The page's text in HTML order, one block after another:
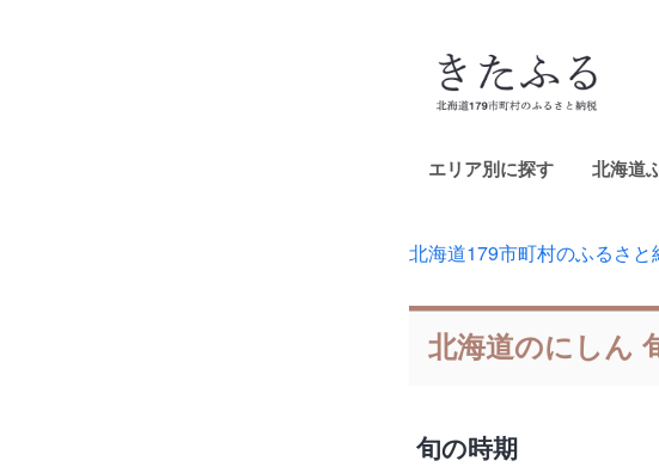
エリア別に探す 北海道
北海道179市町村のふるさと
北海道のにしん
旬の時期